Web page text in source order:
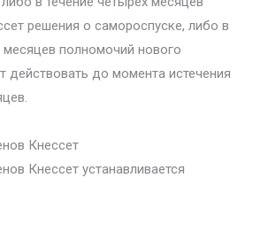
решения о самороспуске, либо в
месяцев полномочий нового
действовать до момента истечения
Кнессет
Кнессет устанавливается